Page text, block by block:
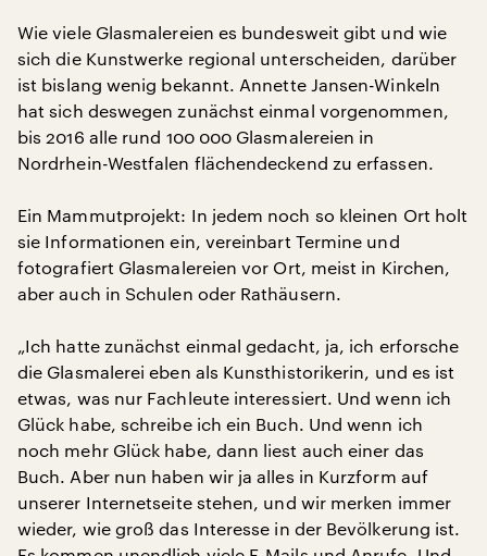
Wie viele Glasmalereien es bundesweit gibt und wie
sich die Kunstwerke regional unterscheiden, darüber
ist bislang wenig bekannt. Annette Jansen-Winkeln
hat sich deswegen zunächst einmal vorgenommen,
bis 2016 alle rund 100 000 Glasmalereien in
Nordrhein-Westfalen flächendeckend zu erfassen.
Ein Mammutprojekt: In jedem noch so kleinen Ort holt
sie Informationen ein, vereinbart Termine und
fotografiert Glasmalereien vor Ort, meist in Kirchen,
aber auch in Schulen oder Rathäusern.
„Ich hatte zunächst einmal gedacht, ja, ich erforsche
die Glasmalerei eben als Kunsthistorikerin, und es ist
etwas, was nur Fachleute interessiert. Und wenn ich
Glück habe, schreibe ich ein Buch. Und wenn ich
noch mehr Glück habe, dann liest auch einer das
Buch. Aber nun haben wir ja alles in Kurzform auf
unserer Internetseite stehen, und wir merken immer
wieder, wie groß das Interesse in der Bevölkerung ist.